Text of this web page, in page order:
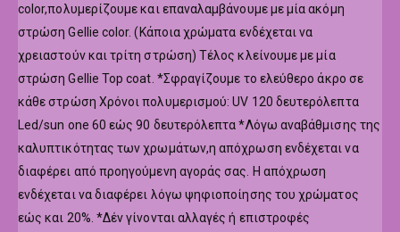
color,πολυμερίζουμε και επαναλαμβάνουμε με μία ακόμη
στρώση Gellie color. (Κάποια χρώματα ενδέχεται να
χρειαστούν και τρίτη στρώση) Τέλος κλείνουμε με μία
στρώση Gellie Top coat. *Σφραγίζουμε το ελεύθερο άκρο σε
κάθε στρώση Χρόνοι πολυμερισμού: UV 120 δευτερόλεπτα
Led/sun one 60 εώς 90 δευτερόλεπτα *Λόγω αναβάθμισης της
καλυπτικότητας των χρωμάτων,η απόχρωση ενδέχεται να
διαφέρει από προηγούμενη αγοράς σας. Η απόχρωση
ενδέχεται να διαφέρει λόγω ψηφιοποίησης του χρώματος
εώς και 20%. *Δέν γίνονται αλλαγές ή επιστροφές